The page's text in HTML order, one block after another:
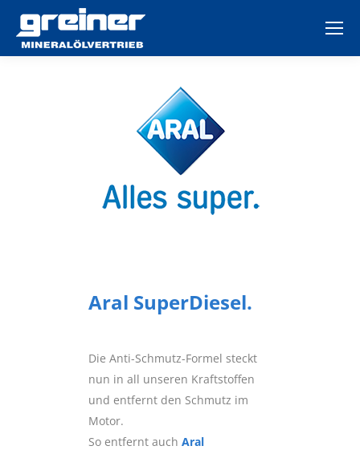
Aral SuperDiesel.
Die Anti-Schmutz-Formel steckt
nun in all unseren Kraftstoffen
und entfernt den Schmutz im
Motor.
So entfernt auch Aral